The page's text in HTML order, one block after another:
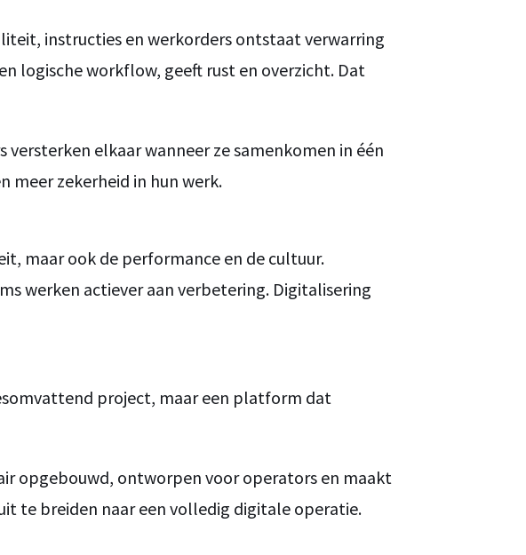
instructies en werkorders ontstaat verwarring
logische workflow, geeft rust en overzicht. Dat
elkaar wanneer ze samenkomen in één
meer zekerheid in hun werk.
maar ook de performance en de cultuur.
werken actiever aan verbetering. Digitalisering
project, maar een platform dat
opgebouwd, ontworpen voor operators en maakt
te breiden naar een volledig digitale operatie.